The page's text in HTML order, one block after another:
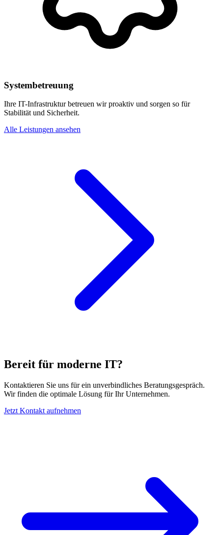
Systembetreuung
Ihre IT-Infrastruktur betreuen wir proaktiv und sorgen so für
Stabilität und Sicherheit.
Alle Leistungen ansehen
Bereit für moderne IT?
Kontaktieren Sie uns für ein unverbindliches Beratungsgespräch.
Wir finden die optimale Lösung für Ihr Unternehmen.
Jetzt Kontakt aufnehmen